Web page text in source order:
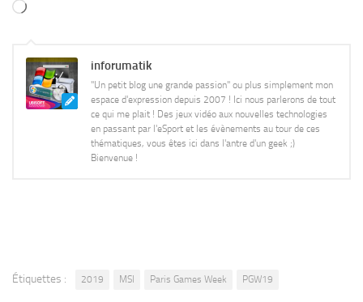
Chargement…
inforumatik
"Un petit blog une grande passion" ou plus simplement mon
espace d'expression depuis 2007 ! Ici nous parlerons de tout
ce qui me plait ! Des jeux vidéo aux nouvelles technologies
en passant par l'eSport et les évènements au tour de ces
thématiques, vous êtes ici dans l'antre d'un geek ;)
Bienvenue !
Étiquettes : 2019 MSI Paris Games Week PGW19